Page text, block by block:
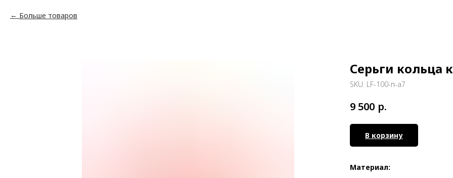
Больше товаров
Серьги кольца
SKU: LF-100-п-а7
9 500 р.
В корзину
Материал: